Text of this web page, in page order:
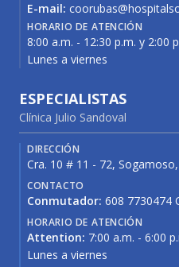
E-mail:
HORARIO DE ATENCIÓN
8:00 a.m. - 12:30 p.m. y 2:00
Lunes a viernes
ESPECIALISTAS
Clínica Julio Sandoval
DIRECCIÓN
Cra. 10 # 11 - 72,
CONTACTO
Conmutador: 608 7730474
HORARIO DE ATENCIÓN
Attention: 7:00 a.m. - 6:00
Lunes a viernes